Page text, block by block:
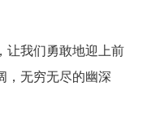
让我们勇敢地迎上前
，无穷无尽的幽深